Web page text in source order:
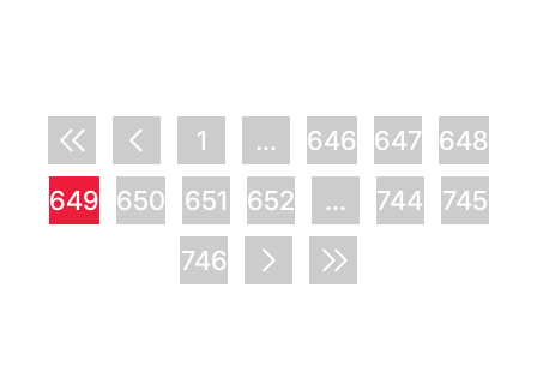
1 ... 646 647
648
649
650 651 652 ... 744
745
746